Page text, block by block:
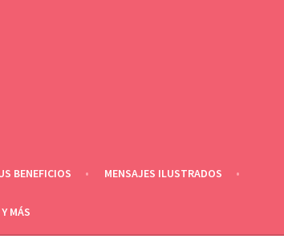
BENEFICIOS MENSAJES ILUSTRADOS
MÁS